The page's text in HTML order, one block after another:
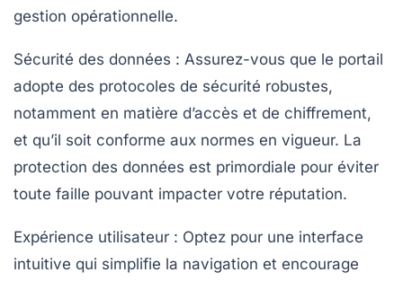
gestion opérationnelle.
Sécurité des données : Assurez-vous que le portail
adopte des protocoles de sécurité robustes,
notamment en matière d’accès et de chiffrement,
et qu’il soit conforme aux normes en vigueur. La
protection des données est primordiale pour éviter
toute faille pouvant impacter votre réputation.
Expérience utilisateur : Optez pour une interface
intuitive qui simplifie la navigation et encourage